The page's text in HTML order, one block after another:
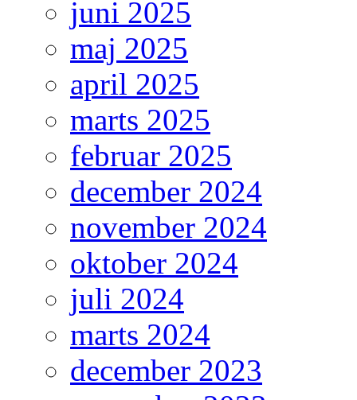
juni 2025
maj 2025
april 2025
marts 2025
februar 2025
december 2024
november 2024
oktober 2024
juli 2024
marts 2024
december 2023